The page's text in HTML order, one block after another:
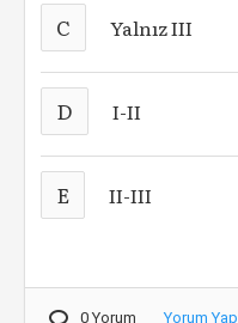
C Yalnız III
D I-II
E II-III
0 Yorum Yorum Yap